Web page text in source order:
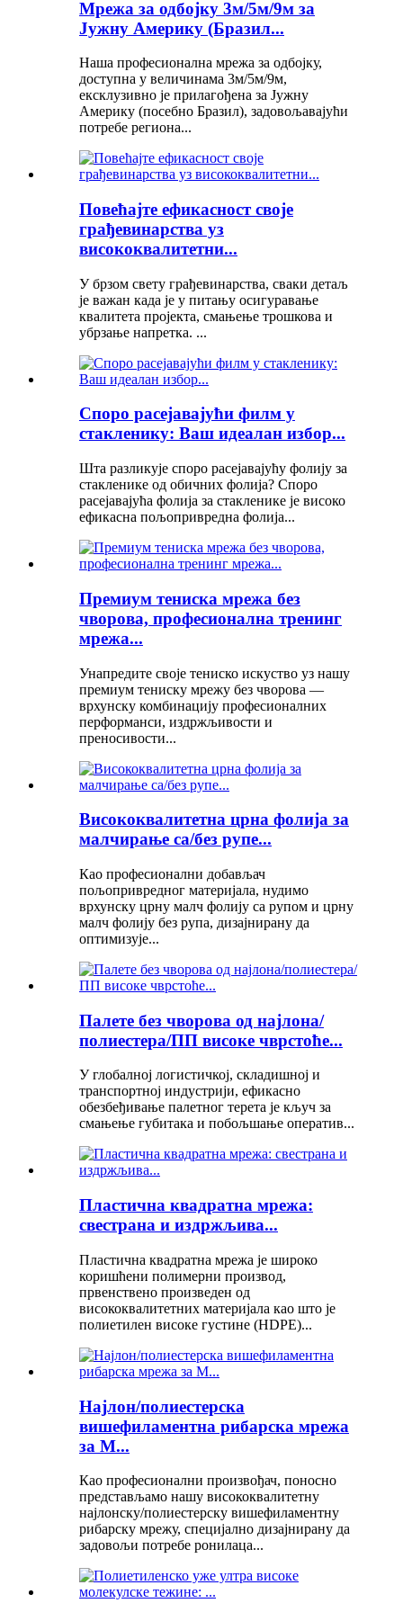
Мрежа за одбојку 3м/5м/9м за
Јужну Америку (Бразил...
Наша професионална мрежа за одбојку,
доступна у величинама 3м/5м/9м,
ексклузивно је прилагођена за Јужну
Америку (посебно Бразил), задовољавајући
потребе региона...
Повећајте ефикасност своје
грађевинарства уз
висококвалитетни...
У брзом свету грађевинарства, сваки детаљ
је важан када је у питању осигуравање
квалитета пројекта, смањење трошкова и
убрзање напретка. ...
Споро расејавајући филм у
стакленику: Ваш идеалан избор...
Шта разликује споро расејавајућу фолију за
стакленике од обичних фолија? Споро
расејавајућа фолија за стакленике је високо
ефикасна пољопривредна фолија...
Премиум тениска мрежа без
чворова, професионална тренинг
мрежа...
Унапредите своје тениско искуство уз нашу
премиум тениску мрежу без чворова —
врхунску комбинацију професионалних
перформанси, издржљивости и
преносивости...
Висококвалитетна црна фолија за
малчирање са/без рупе...
Као професионални добављач
пољопривредног материјала, нудимо
врхунску црну малч фолију са рупом и црну
малч фолију без рупа, дизајнирану да
оптимизује...
Палете без чворова од најлона/
полиестера/ПП високе чврстоће...
У глобалној логистичкој, складишној и
транспортној индустрији, ефикасно
обезбеђивање палетног терета је кључ за
смањење губитака и побољшање оператив...
Пластична квадратна мрежа:
свестрана и издржљива...
Пластична квадратна мрежа је широко
коришћени полимерни производ,
првенствено произведен од
висококвалитетних материјала као што је
полиетилен високе густине (HDPE)...
Најлон/полиестерска
вишефиламентна рибарска мрежа
за М...
Као професионални произвођач, поносно
представљамо нашу висококвалитетну
најлонску/полиестерску вишефиламентну
рибарску мрежу, специјално дизајнирану да
задовољи потребе ронилаца...